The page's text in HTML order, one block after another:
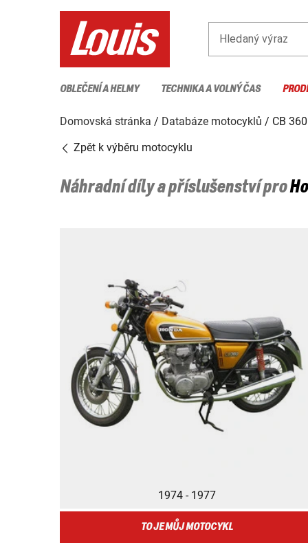
Hledaný výraz
OBLEČENÍ A HELMY TECHNIKA A VOLNÝ ČAS
Domovská stránka Databáze motocyklů
CB
Zpět k výběru motocyklu
Náhradní díly a příslušenství pro
1974 - 1977
TO JE MŮJ MOTOCYKL